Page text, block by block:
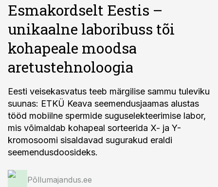
Esmakordselt Eestis –
unikaalne laboribuss tõi
kohapeale moodsa
aretustehnoloogia
Eesti veisekasvatus teeb märgilise sammu tuleviku
suunas: ETKÜ Keava seemendusjaamas alustas
tööd mobiilne spermide suguselekteerimise labor,
mis võimaldab kohapeal sorteerida X- ja Y-
kromosoomi sisaldavad sugurakud eraldi
seemendusdoosideks.
Põllumajandus.ee